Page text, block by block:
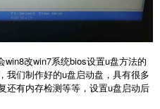
改win7系统bios设置u盘方法的
我们制作好的u盘启动盘，具有很多
还有内存检测等等，设置u盘启动后